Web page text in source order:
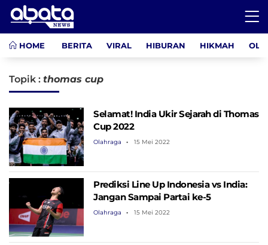
HOME BERITA VIRAL HIBURAN HIKMAH
Topik : thomas cup
Selamat! India Ukir Sejarah di Thomas
Cup 2022
Olahraga 15 Mei 2022
Prediksi Line Up Indonesia vs India:
Jangan Sampai Partai ke-5
Olahraga 15 Mei 2022